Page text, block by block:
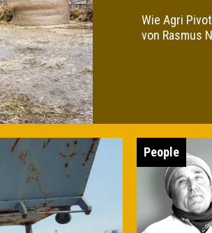
Wie Agri
von Rasmus
People